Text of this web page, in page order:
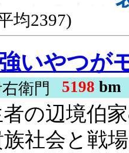
った３人は
ードは、
士のパト
分からな
シアへの憎
、輝かし
均2397)
つがモテる世界に
衛門 5198 bm
の辺境伯
社会と戦